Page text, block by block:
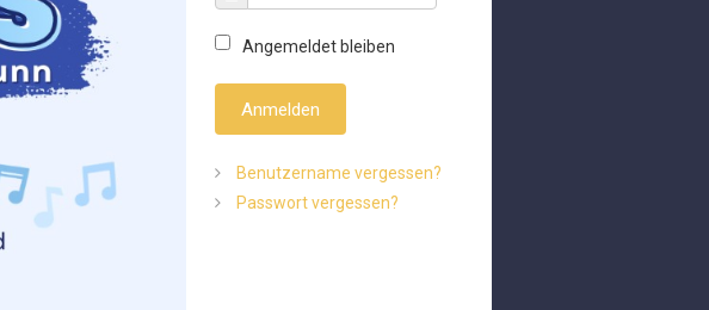
Angemeldet bleiben
Anmelden
Benutzername vergessen?
Passwort vergessen?